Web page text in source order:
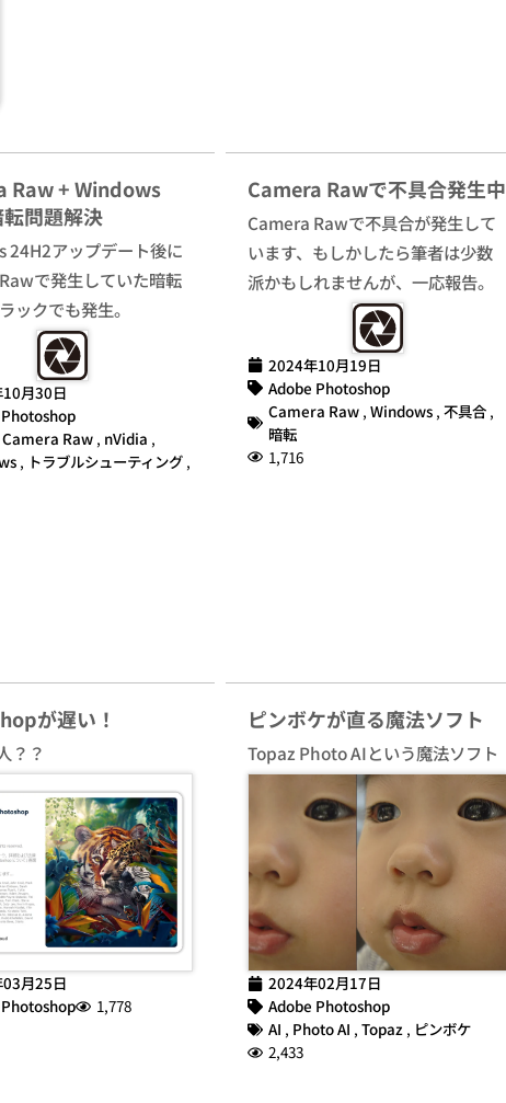
Raw + Windows
問題解決
24H2アップデート後に
で発生していた暗転
ックでも発生。
月30日
Camera Raw, nVidia ,
, トラブルシューティング,
Camera Rawで不具合発生中
Camera Rawで不具合が発生して
います、もしかしたら筆者は少数
派かもしれませんが、一応報告。
2024年10月19日
Adobe Photoshop
Camera Raw , Windows , 不具合 ,
暗転
1,716
が遅い！
？？
月25日
1,778
ピンボケが直る魔法ソフト
Topaz Photo AIという魔法ソフト
2024年02月17日
Adobe Photoshop
AI , Photo AI , Topaz , ピンボケ
2,433